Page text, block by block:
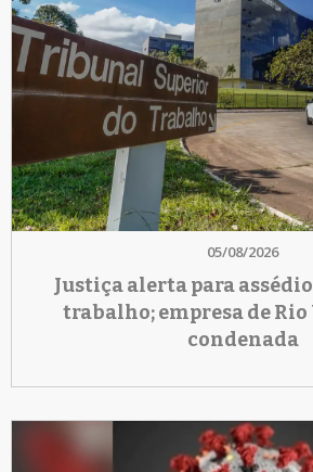
05/08/2026
Justiça alerta para
trabalho; empresa de Rio
condenada